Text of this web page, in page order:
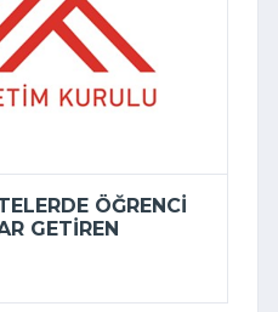
ÖĞRENCI
GETIREN